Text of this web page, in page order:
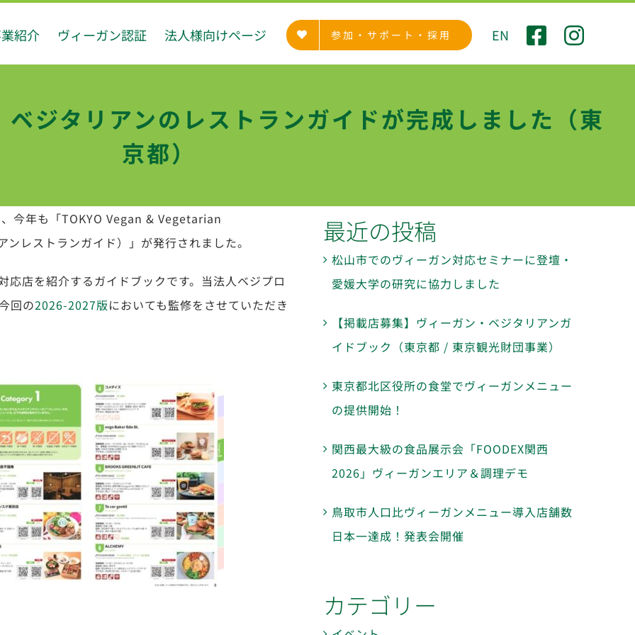
紹介 ヴィーガン認証 法人様向けページ 参加・サポート・採用 EN
ジタリアンのレストランガイドが完成しました（東
京都）
今年も「TOKYO Vegan & Vegetarian
レストランガイド）」が発行されました。
店を紹介するガイドブックです。当法人ベジプロ
回の2026-2027版においても監修をさせていただき
最近の投稿
松山市でのヴィーガン対応セミナーに登壇・
愛媛大学の研究に協力しました
【掲載店募集】ヴィーガン・ベジタリアンガ
イドブック（東京都 / 東京観光財団事業）
東京都北区役所の食堂でヴィーガンメニュー
の提供開始！
関西最大級の食品展示会「FOODEX関西
2026」ヴィーガンエリア＆調理デモ
鳥取市人口比ヴィーガンメニュー導入店舗数
日本一達成！発表会開催
カテゴリー